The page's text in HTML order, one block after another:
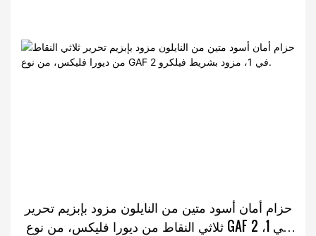
حزام أمان أسود متين من النايلون مزود بإبزيم تحرير
ثلاثي النقاط من ديورا فليكس، من نوع GAF 2 في 1،